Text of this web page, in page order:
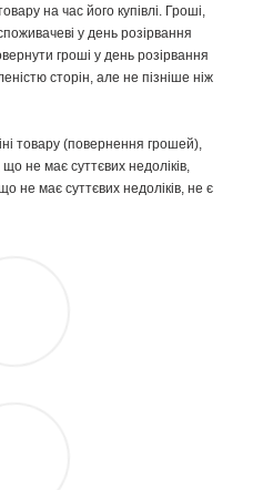
на час його купівлі. Гроші,
у день розірвання
гроші у день розірвання
сторін, але не пізніше ніж
товару (повернення грошей),
не має суттєвих недоліків,
не має суттєвих недоліків, не є